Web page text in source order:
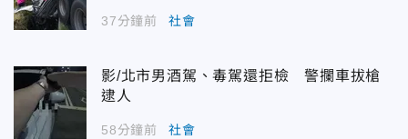
37分鐘前 社會
影/北市男酒駕、毒駕還拒檢 警攔車拔槍
逮人
58分鐘前 社會